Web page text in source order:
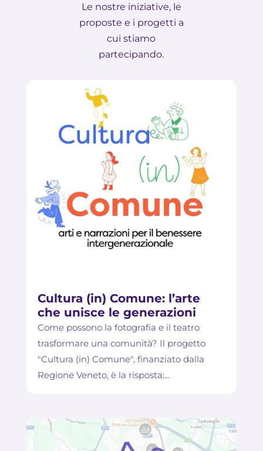
Le nostre iniziative, le
proposte e i progetti a
cui stiamo
partecipando.
Cultura (in) Comune: l’arte
che unisce le generazioni
Come possono la fotografia e il teatro
trasformare una comunità? Il progetto
"Cultura (in) Comune", finanziato dalla
Regione Veneto, è la risposta:...